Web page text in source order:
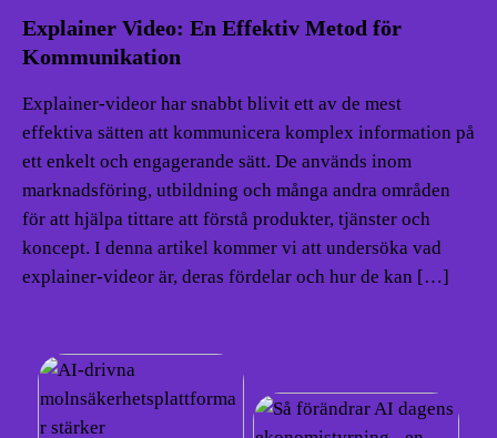
Explainer Video: En Effektiv Metod för
Kommunikation
Explainer-videor har snabbt blivit ett av de mest
effektiva sätten att kommunicera komplex information på
ett enkelt och engagerande sätt. De används inom
marknadsföring, utbildning och många andra områden
för att hjälpa tittare att förstå produkter, tjänster och
koncept. I denna artikel kommer vi att undersöka vad
explainer-videor är, deras fördelar och hur de kan […]